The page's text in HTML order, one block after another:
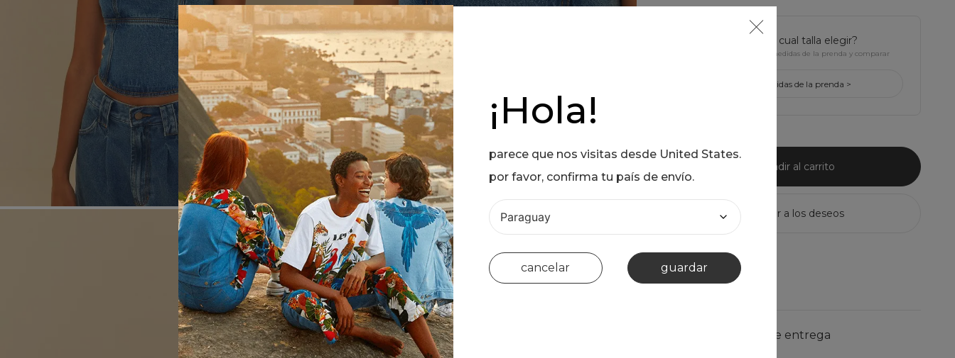
¡Hola!
parece que nos visitas desde United States.
por favor, confirma tu país de envío.
cancelar guardar
¿tienes dudas de cual talla elegir?
Haz click para ver Las medidas de la prenda y comparar
ver medidas de la prenda >
añadir al carrito
información de entrega